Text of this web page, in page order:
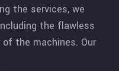
the services, we
the flawless
the machines. Our